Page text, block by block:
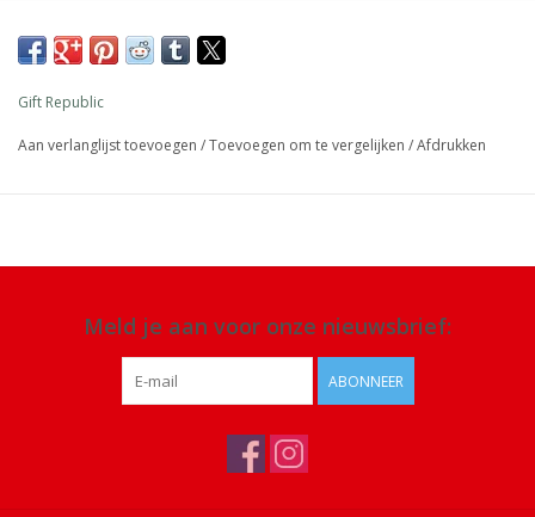
Afmeting: 15,5 x 9,5 x 3,5 cm
Gift Republic
Aan verlanglijst toevoegen /Toevoegen om te vergelijken /Afdrukken
Meld je aan voor onze nieuwsbrief:
ABONNEER